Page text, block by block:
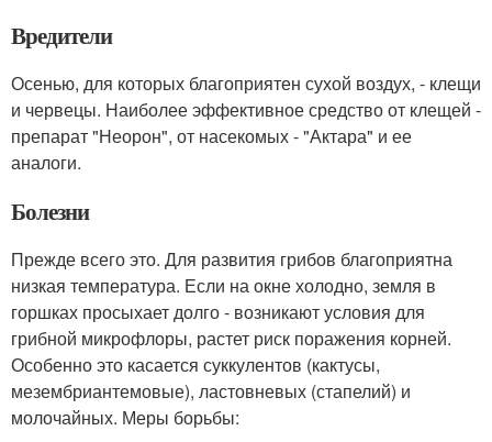
Вредители
Осенью, для которых благоприятен сухой воздух, - клещи
и червецы. Наиболее эффективное средство от клещей -
препарат "Неорон", от насекомых - "Актара" и ее
аналоги.
Болезни
Прежде всего это. Для развития грибов благоприятна
низкая температура. Если на окне холодно, земля в
горшках просыхает долго - возникают условия для
грибной микрофлоры, растет риск поражения корней.
Особенно это касается суккулентов (кактусы,
мезембриантемовые), ластовневых (стапелий) и
молочайных. Меры борьбы: